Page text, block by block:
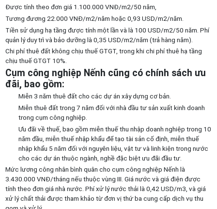
Được tính theo đơn giá 1.100.000 VNĐ/m2/50 năm,
Tương đương 22.000 VNĐ/m2/năm hoặc 0,93 USD/m2/năm.
Tiền sử dụng hạ tầng được tính một lần và là 100 USD/m2/50 năm. Phí
quản lý duy trì và bảo dưỡng là 0,35 USD/m2/năm (trả hàng năm).
Chi phí thuê đất không chịu thuế GTGT, trong khi chi phí thuê hạ tầng
chịu thuế GTGT 10%.
Cụm công nghiệp Nếnh cũng có chính sách ưu
đãi, bao gồm:
Miễn 3 năm thuê đất cho các dự án xây dựng cơ bản.
Miễn thuê đất trong 7 năm đối với nhà đầu tư sản xuất kinh doanh
trong cụm công nghiệp.
Ưu đãi về thuế, bao gồm miễn thuế thu nhập doanh nghiệp trong 10
năm đầu, miễn thuế nhập khẩu để tạo tài sản cố định, miễn thuế
nhập khẩu 5 năm đối với nguyên liệu, vật tư và linh kiện trong nước
cho các dự án thuộc ngành, nghề đặc biệt ưu đãi đầu tư.
Mức lương công nhân bình quân cho cụm công nghiệp Nếnh là
3.430.000 VNĐ/tháng nếu thuộc vùng III. Giá nước và giá điện được
tính theo đơn giá nhà nước. Phí xử lý nước thải là 0,42 USD/m3, và giá
xử lý chất thải được tham khảo từ đơn vị thứ ba cung cấp dịch vụ thu